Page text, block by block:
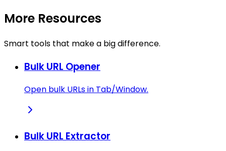
More Resources
Smart tools that make a big difference.
Bulk URL Opener
Open bulk URLs in Tab/Window.
Bulk URL Extractor